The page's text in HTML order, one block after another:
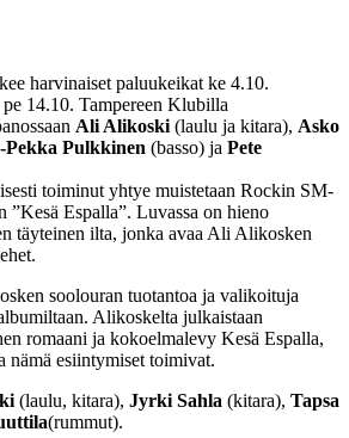
harvinaiset paluukeikat ke 4.10.
14.10. Tampereen Klubilla
Ali Alikoski (laulu ja kitara), Asko
Pekka Pulkkinen (basso) ja Pete
toiminut yhtye muistetaan Rockin SM-
”Kesä Espalla”. Luvassa on hieno
täyteinen ilta, jonka avaa Ali Alikosken
soolouran tuotantoa ja valikoituja
Alikoskelta julkaistaan
romaani ja kokoelmalevy Kesä Espalla,
esiintymiset toimivat.
(laulu, kitara), Jyrki Sahla (kitara), Tapsa
(rummut).